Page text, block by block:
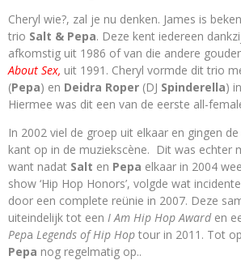
Cheryl wie?, zal je nu denken. James is
trio Salt & Pepa. Deze kent iedereen
afkomstig uit 1986 of van die andere
About Sex, uit 1991. Cheryl vormde dit trio
(Pepa) en Deidra Roper (DJ Spinderella)
Hiermee was dit een van de eerste all-
In 2002 viel de groep uit elkaar en gingen
kant op in de muziekscène. Dit was echter
want nadat Salt en Pepa elkaar in 2004
show ‘Hip Hop Honors’, volgde wat
door een complete reünie in 2007. Deze
uiteindelijk tot een I Am Hip Hop Awarden
Pepa Legends of Hip Hop tour in 2011. Tot
Pepa nog regelmatig op..